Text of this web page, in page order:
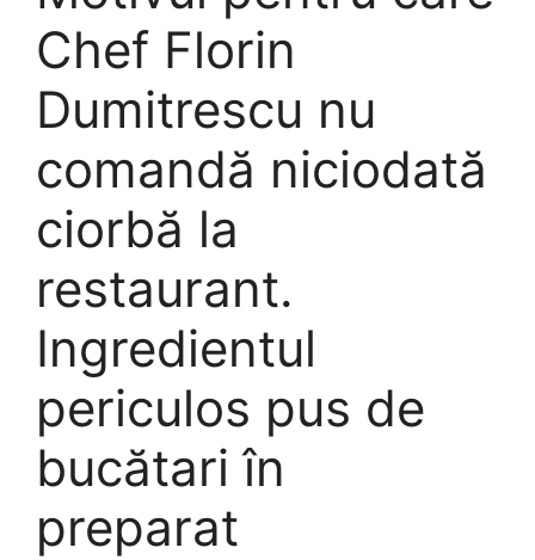
Chef Florin
Dumitrescu nu
comandă niciodată
ciorbă la
restaurant.
Ingredientul
periculos pus de
bucătari în
preparat